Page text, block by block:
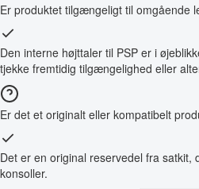
Er produktet tilgængeligt til omgående
Den interne højttaler til PSP er i
tjekke fremtidig tilgængelighed eller
Er det et originalt eller kompatibelt
Det er en original reservedel fra satkit,
konsoller.